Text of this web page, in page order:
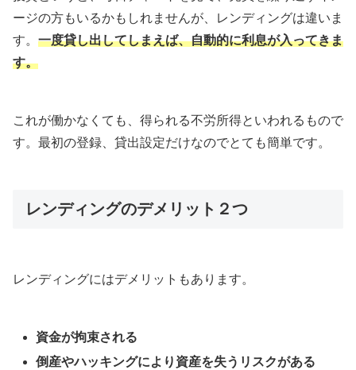
ージの方もいるかもしれませんが、レンディングは違いま
す。 一度貸し出してしまえば、自動的に利息が入ってきま
す。
これが働かなくても、得られる不労所得といわれるもので
す。最初の登録、貸出設定だけなのでとても簡単です。
レンディングのデメリット２つ
レンディングにはデメリットもあります。
資金が拘束される
倒産やハッキングにより資産を失うリスクがある